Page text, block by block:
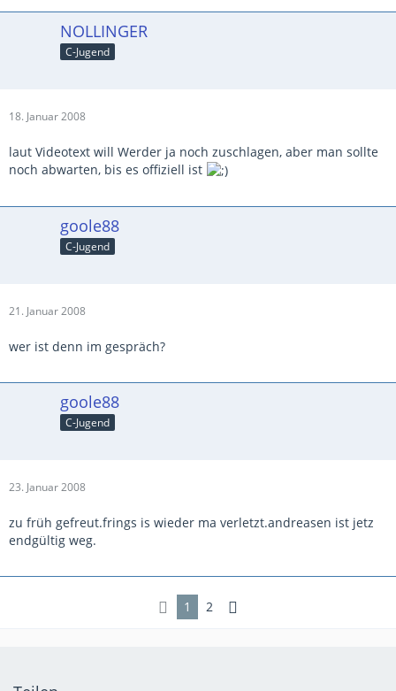
NOLLINGER
C-Jugend
18. Januar 2008
laut Videotext will Werder ja noch zuschlagen, aber man sollte
noch abwarten, bis es offiziell ist
goole88
C-Jugend
21. Januar 2008
wer ist denn im gespräch?
goole88
C-Jugend
23. Januar 2008
zu früh gefreut.frings is wieder ma verletzt.andreasen ist jetz
endgültig weg.
1 2